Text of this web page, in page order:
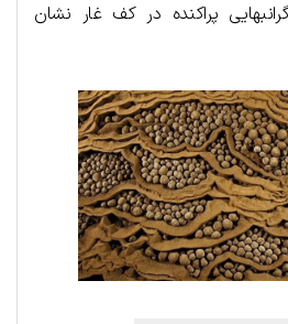
پراکنده در کف غار نشان